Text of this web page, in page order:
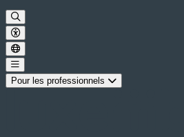
Pour les professionnels